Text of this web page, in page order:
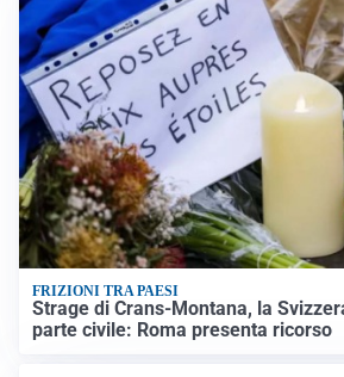
FRIZIONI TRA PAESI
Strage di Crans-Montana, la
parte civile: Roma presenta ricorso